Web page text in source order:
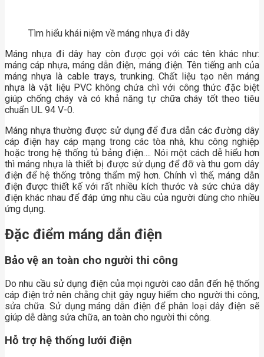
Tìm hiểu khái niệm về máng nhựa đi dây
Máng nhựa đi dây hay còn được gọi với các tên khác như:
máng cáp nhựa, máng dẫn điện, máng điện. Tên tiếng anh của
máng nhựa là cable trays, trunking. Chất liệu tạo nên máng
nhựa là vật liệu PVC không chứa chì với công thức đặc biệt
giúp chống cháy và có khả năng tự chữa cháy tốt theo tiêu
chuẩn UL 94 V-0.
Máng nhựa thường được sử dụng để đưa dẫn các đường dây
cáp điện hay cáp mạng trong các tòa nhà, khu công nghiệp
hoặc trong hệ thống tủ bảng điện…. Nói một cách dễ hiểu hơn
thì máng nhựa là thiết bị được sử dụng để đỡ và thu gom dây
điện để hệ thống trông thẩm mỹ hơn. Chính vì thế, máng dẫn
điện được thiết kế với rất nhiều kích thước và sức chứa dây
điện khác nhau để đáp ứng nhu cầu của người dùng cho nhiều
ứng dụng.
Đặc điểm máng dẫn điện
Bảo vệ an toàn cho người thi công
Do nhu cầu sử dụng điện của mọi người cao dẫn đến hệ thống
cáp điện trở nên chằng chịt gây nguy hiểm cho người thi công,
sửa chữa. Sử dụng máng dẫn điện để phân loại dây điện sẽ
giúp dễ dàng sửa chữa, an toàn cho người thi công.
Hỗ trợ hệ thống lưới điện